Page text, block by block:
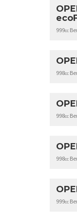
999cc
998cc
998cc
998cc
999cc